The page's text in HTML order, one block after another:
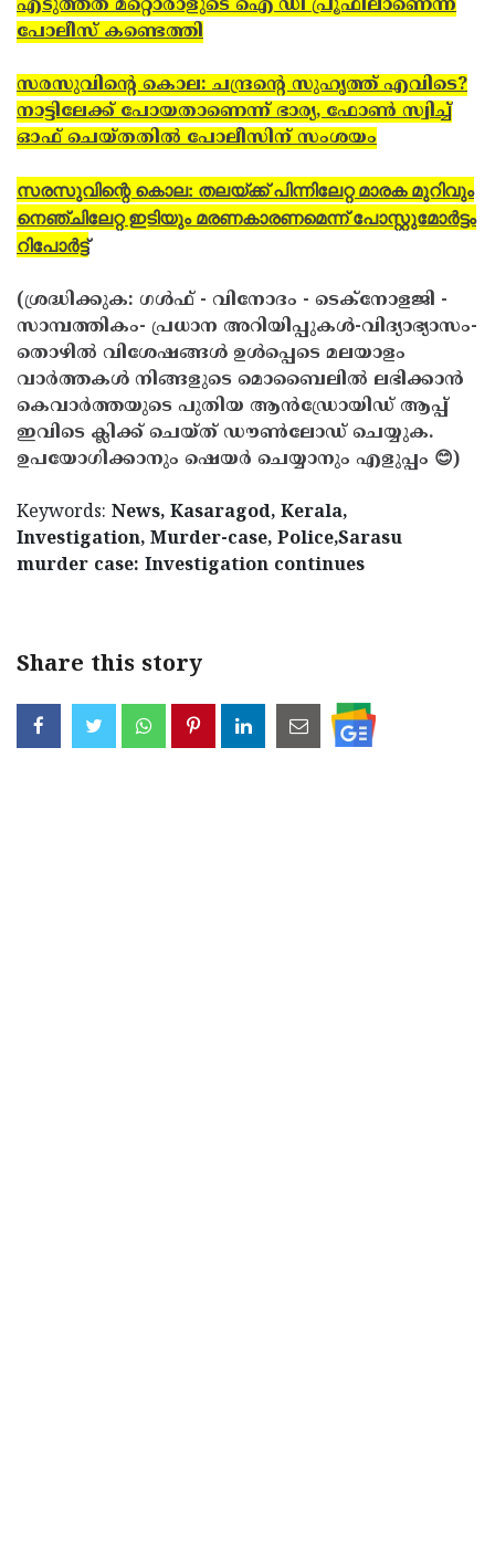
എടുത്തത് മറ്റൊരാളുടെ ഐ ഡി പ്രൂഫിലാണെന്ന്
പോലീസ് കണ്ടെത്തി
സരസുവിന്റെ കൊല: ചന്ദ്രന്റെ സുഹൃത്ത് എവിടെ?
നാട്ടിലേക്ക് പോയതാണെന്ന് ഭാര്യ, ഫോണ്‍ സ്വിച്ച്
ഓഫ് ചെയ്തതില്‍ പോലീസിന് സംശയം
സരസുവിന്റെ കൊല: തലയ്ക്ക് പിന്നിലേറ്റ മാരക മുറിവും
നെഞ്ചിലേറ്റ ഇടിയും മരണകാരണമെന്ന് പോസ്റ്റുമോര്‍ട്ടം
റിപോര്‍ട്ട്
(ശ്രദ്ധിക്കുക: ഗൾഫ് - വിനോദം - ടെക്നോളജി -
സാമ്പത്തികം- പ്രധാന അറിയിപ്പുകൾ-വിദ്യാഭ്യാസം-
തൊഴിൽ വിശേഷങ്ങൾ ഉൾപ്പെടെ മലയാളം
വാർത്തകൾ നിങ്ങളുടെ മൊബൈലിൽ ലഭിക്കാൻ
കെവാർത്തയുടെ പുതിയ ആൻഡ്രോയിഡ് ആപ്പ്
ഇവിടെ ക്ലിക്ക് ചെയ്ത് ഡൗൺലോഡ് ചെയ്യുക.
ഉപയോഗിക്കാനും ഷെയർ ചെയ്യാനും എളുപ്പം 😊)
Keywords: News, Kasaragod, Kerala,
Investigation, Murder-case, Police,Sarasu
murder case: Investigation continues
Share this story